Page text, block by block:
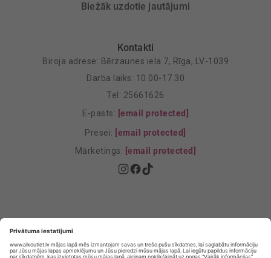
Biežāk uzdotie jautājumi
Kontakti
Biroja adrese: Bērzaunes iela 7, Rīga, LV-1039
Darba laiks: 10.00-17.30
Tel: 25661626
E-pasts: [email protected]
Presei: [email protected]
Mārketings: [email protected]
Privātuma Iestatījumi